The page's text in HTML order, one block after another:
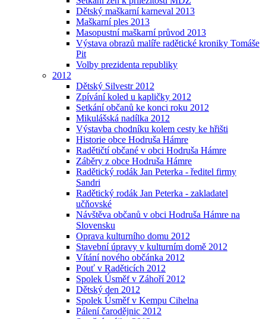
Dětský maškarní karneval 2013
Maškarní ples 2013
Masopustní maškarní průvod 2013
Výstava obrazů malíře radětické kroniky Tomáše
Pit
Volby prezidenta republiky
2012
Dětský Silvestr 2012
Zpívání koled u kapličky 2012
Setkání občanů ke konci roku 2012
Mikulášská nadílka 2012
Výstavba chodníku kolem cesty ke hřišti
Historie obce Hodruša Hámre
Radětičtí občané v obci Hodruša Hámre
Záběry z obce Hodruša Hámre
Radětický rodák Jan Peterka - ředitel firmy
Sandri
Radětický rodák Jan Peterka - zakladatel
učňovské
Návštěva občanů v obci Hodruša Hámre na
Slovensku
Oprava kulturního domu 2012
Stavební úpravy v kulturním domě 2012
Vítání nového občánka 2012
Pouť v Raděticích 2012
Spolek Úsměf v Záhoří 2012
Dětský den 2012
Spolek Úsměf v Kempu Cihelna
Pálení čarodějnic 2012